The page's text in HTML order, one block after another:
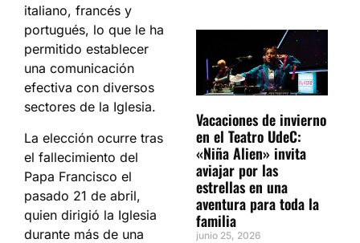
italiano, francés y
portugués, lo que le ha
permitido establecer
una comunicación
efectiva con diversos
sectores de la Iglesia.
La elección ocurre tras
el fallecimiento del
Papa Francisco el
pasado 21 de abril,
quien dirigió la Iglesia
durante más de una
Vacaciones de invierno
en el Teatro UdeC:
«Niña Alien» invita
aviajar por las
estrellas en una
aventura para toda la
familia
junio 25, 2026